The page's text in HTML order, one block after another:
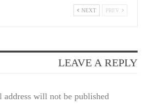
NEXT
LEAVE A REPLY
address will not be published.